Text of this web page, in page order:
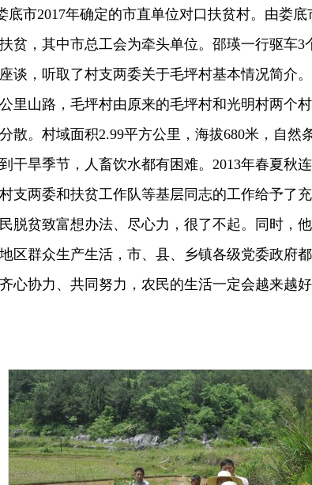
市2017年确定的市直单位对口扶贫村。由娄底
贫，其中市总工会为牵头单位。邵瑛一行驱车
谈，听取了村支两委关于毛坪村基本情况简介
里山路，毛坪村由原来的毛坪村和光明村两个
散。村域面积2.99平方公里，海拔680米，自然
干旱季节，人畜饮水都有困难。2013年春夏秋
支两委和扶贫工作队等基层同志的工作给予了
脱贫致富想办法、尽心力，很了不起。同时，
区群众生产生活，市、县、乡镇各级党委政府
心协力、共同努力，农民的生活一定会越来越